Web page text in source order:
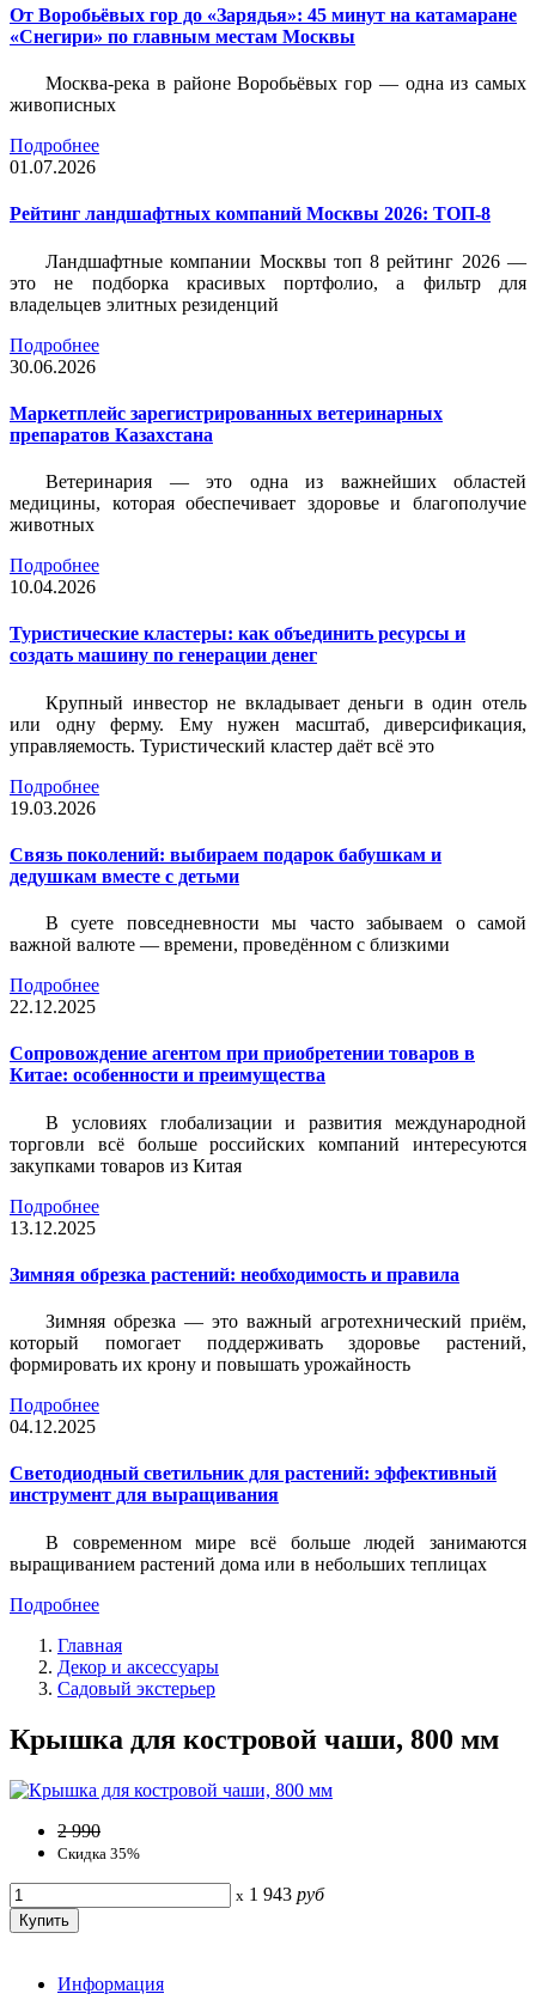
От Воробьёвых гор до «Зарядья»: 45 минут на катамаране
«Снегири» по главным местам Москвы
Москва-река в районе Воробьёвых гор — одна из самых
живописных
Подробнее
01.07.2026
Рейтинг ландшафтных компаний Москвы 2026: ТОП-8
Ландшафтные компании Москвы топ 8 рейтинг 2026 —
это не подборка красивых портфолио, а фильтр для
владельцев элитных резиденций
Подробнее
30.06.2026
Маркетплейс зарегистрированных ветеринарных
препаратов Казахстана
Ветеринария — это одна из важнейших областей
медицины, которая обеспечивает здоровье и благополучие
животных
Подробнее
10.04.2026
Туристические кластеры: как объединить ресурсы и
создать машину по генерации денег
Крупный инвестор не вкладывает деньги в один отель
или одну ферму. Ему нужен масштаб, диверсификация,
управляемость. Туристический кластер даёт всё это
Подробнее
19.03.2026
Связь поколений: выбираем подарок бабушкам и
дедушкам вместе с детьми
В суете повседневности мы часто забываем о самой
важной валюте — времени, проведённом с близкими
Подробнее
22.12.2025
Сопровождение агентом при приобретении товаров в
Китае: особенности и преимущества
В условиях глобализации и развития международной
торговли всё больше российских компаний интересуются
закупками товаров из Китая
Подробнее
13.12.2025
Зимняя обрезка растений: необходимость и правила
Зимняя обрезка — это важный агротехнический приём,
который помогает поддерживать здоровье растений,
формировать их крону и повышать урожайность
Подробнее
04.12.2025
Светодиодный светильник для растений: эффективный
инструмент для выращивания
В современном мире всё больше людей занимаются
выращиванием растений дома или в небольших теплицах
Подробнее
Главная
Декор и аксессуары
Садовый экстерьер
Крышка для костровой чаши, 800 мм
2 990
Скидка 35%
x 1 943 руб
Информация